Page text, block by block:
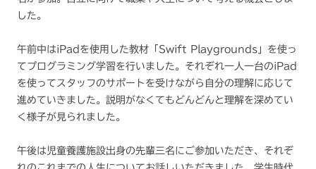
した。
午前中はiPadを使用した教材「Swift Playgrounds」を使っ
てプログラミング学習を行いました。それぞれ一人一台のiPad
を使ってスタッフのサポートを受けながら自分の理解に応じて
進めていきました。説明がなくてもどんどんと理解を深めてい
く様子が見られました。
午後は児童養護施設出身の先輩三名にご参加いただき、それぞ